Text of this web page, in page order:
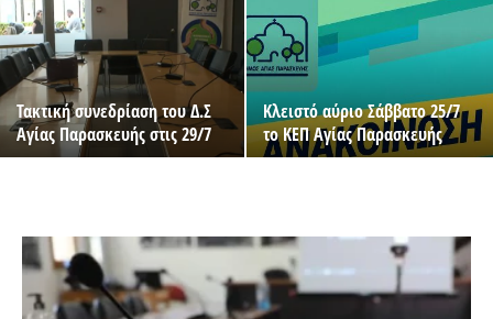
Τακτική συνεδρίαση του Δ.Σ
Αγίας Παρασκευής στις 29/7
Κλειστό αύριο Σάββατο 25/7
το ΚΕΠ Αγίας Παρασκευής